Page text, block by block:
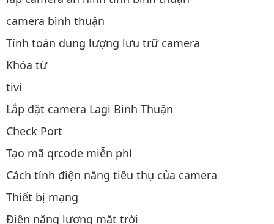
camera bình thuận
Tính toán dung lượng lưu trữ camera
Khóa từ
tivi
Lắp đặt camera Lagi Bình Thuận
Check Port
Tạo mã qrcode miễn phí
Cách tính điện năng tiêu thụ của camera
Thiết bị mạng
Điện năng lượng mặt trời